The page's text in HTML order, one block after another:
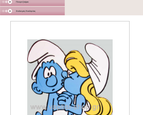
Γλειφιτζούρια
Στολισμός Εκκλησίας